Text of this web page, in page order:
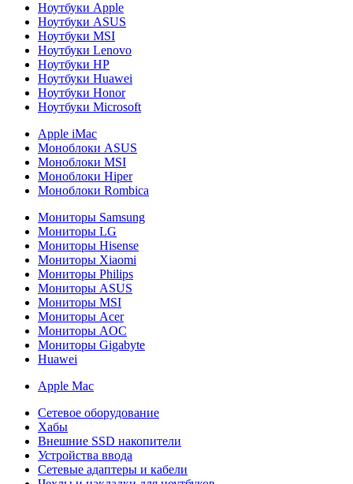
Ноутбуки Apple
Ноутбуки ASUS
Ноутбуки MSI
Ноутбуки Lenovo
Ноутбуки HP
Ноутбуки Huawei
Ноутбуки Honor
Ноутбуки Microsoft
Apple iMac
Моноблоки ASUS
Моноблоки MSI
Моноблоки Hiper
Моноблоки Rombica
Мониторы Samsung
Мониторы LG
Мониторы Hisense
Мониторы Xiaomi
Мониторы Philips
Мониторы ASUS
Мониторы MSI
Мониторы Acer
Мониторы AOC
Мониторы Gigabyte
Huawei
Apple Mac
Сетевое оборудование
Хабы
Внешние SSD накопители
Устройства ввода
Сетевые адаптеры и кабели